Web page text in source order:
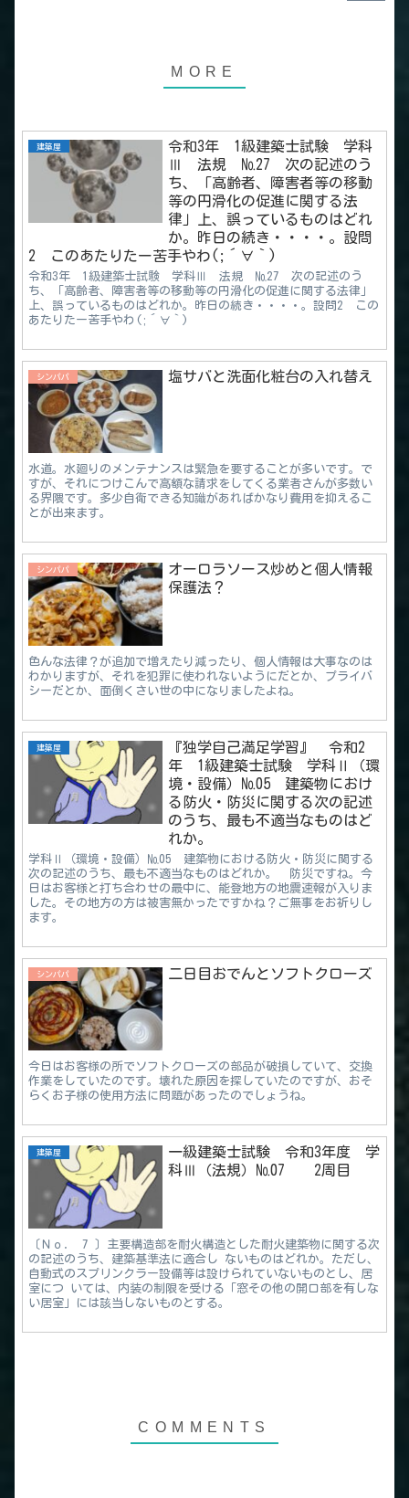
建築屋
令和3年 1級建築士試験 学科
Ⅲ 法規 №27 次の記述のう
ち、「高齢者、障害者等の移動
等の円滑化の促進に関する法
律」上、誤っているものはどれ
か。昨日の続き・・・・。設問
2 このあたりたー苦手やわ(;´∀｀)
令和3年 1級建築士試験 学科Ⅲ 法規 №27 次の記述のう
ち、「高齢者、障害者等の移動等の円滑化の促進に関する法律」
上、誤っているものはどれか。昨日の続き・・・・。設問2 この
あたりたー苦手やわ(;´∀｀)
シンパパ 塩サバと洗面化粧台の入れ替え
水道。水廻りのメンテナンスは緊急を要することが多いです。で
すが、それにつけこんで高額な請求をしてくる業者さんが多数い
る界隈です。多少自衛できる知識があればかなり費用を抑えるこ
とが出来ます。
シンパパ
オーロラソース炒めと個人情報
保護法？
色んな法律？が追加で増えたり減ったり、個人情報は大事なのは
わかりますが、それを犯罪に使われないようにだとか、プライバ
シーだとか、面倒くさい世の中になりましたよね。
建築屋
『独学自己満足学習』 令和2
年 1級建築士試験 学科Ⅱ（環
境・設備）№05 建築物におけ
る防火・防災に関する次の記述
のうち、最も不適当なものはど
れか。
学科Ⅱ（環境・設備）№05 建築物における防火・防災に関する
次の記述のうち、最も不適当なものはどれか。 防災ですね。今
日はお客様と打ち合わせの最中に、能登地方の地震速報が入りま
した。その地方の方は被害無かったですかね？ご無事をお祈りし
ます。
シンパパ 二日目おでんとソフトクローズ
今日はお客様の所でソフトクローズの部品が破損していて、交換
作業をしていたのです。壊れた原因を探していたのですが、おそ
らくお子様の使用方法に問題があったのでしょうね。
建築屋
一級建築士試験 令和3年度 学
科Ⅲ（法規）№07 2周目
〔Ｎｏ． 7 〕主要構造部を耐火構造とした耐火建築物に関する次
の記述のうち、建築基準法に適合し ないものはどれか。ただし、
自動式のスプリンクラー設備等は設けられていないものとし、居
室につ いては、内装の制限を受ける「窓その他の開口部を有しな
い居室」には該当しないものとする。